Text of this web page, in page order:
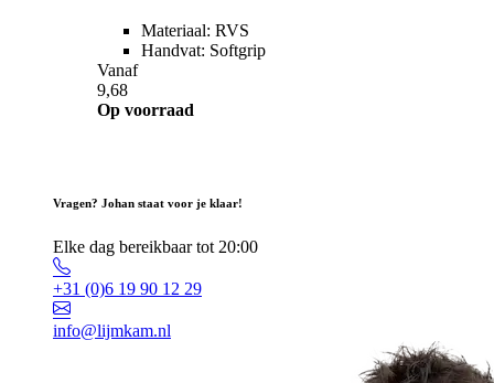
Materiaal: RVS
Handvat: Softgrip
Vanaf
9,68
Op voorraad
Vragen? Johan staat voor je klaar!
Elke dag bereikbaar tot 20:00
+31 (0)6 19 90 12 29
info@lijmkam.nl